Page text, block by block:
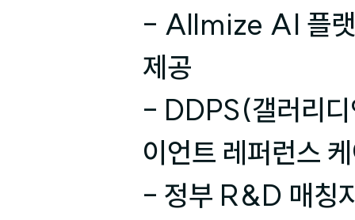
- Allmize AI 플랫
제공
- DDPS(갤러리
이언트 레퍼런스
- 정부 R&D 매칭